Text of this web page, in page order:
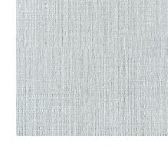
Informatii
Plata si Livrare
Politică de confidențialitate
Politica de cookie